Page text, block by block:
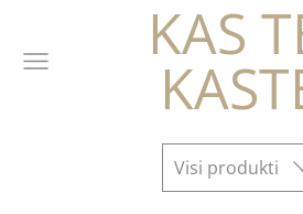
KAS
Visi produkti